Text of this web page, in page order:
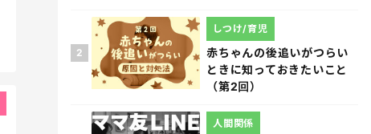
2
赤ちゃんの後追いがつらい
ときに知っておきたいこと
（第2回）
しつけ/育児
人間関係